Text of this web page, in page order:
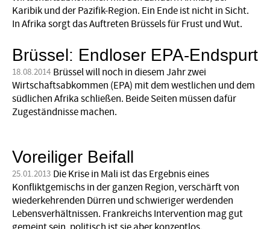
Karibik und der Pazifik-Region. Ein Ende ist nicht in Sicht.
In Afrika sorgt das Auftreten Brüssels für Frust und Wut.
Brüssel: Endloser EPA-Endspurt
18.08.2014 Brüssel will noch in diesem Jahr zwei
Wirtschaftsabkommen (EPA) mit dem westlichen und dem
südlichen Afrika schließen. Beide Seiten müssen dafür
Zugeständnisse machen.
Voreiliger Beifall
25.01.2013 Die Krise in Mali ist das Ergebnis eines
Konfliktgemischs in der ganzen Region, verschärft von
wiederkehrenden Dürren und schwieriger werdenden
Lebensverhältnissen. Frankreichs Intervention mag gut